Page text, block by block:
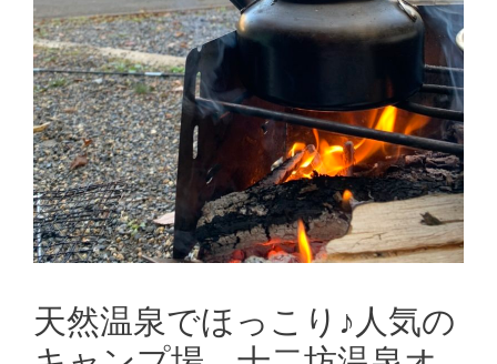
天然温泉でほっこり♪人気の